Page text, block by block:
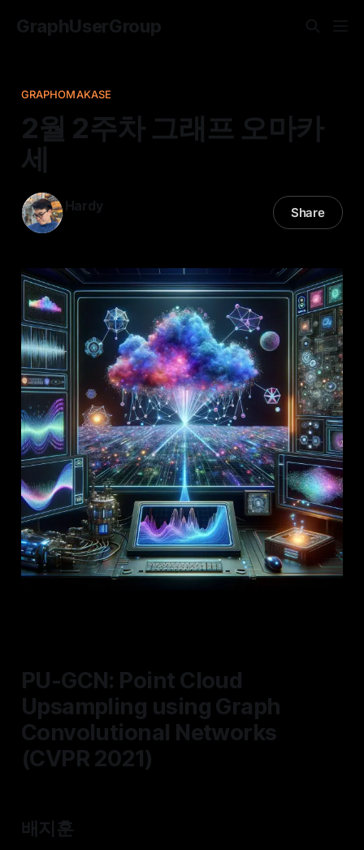
GraphUserGroup
GRAPHOMAKASE
2월 2주차 그래프 오마카
세
Hardy Share
PU-GCN: Point Cloud
Upsampling using Graph
Convolutional Networks
(CVPR 2021)
배지훈